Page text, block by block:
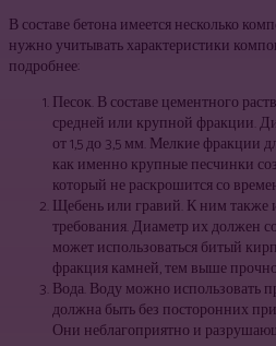
В составе бетона имеется несколько
нужно учитывать характеристики
подробнее:
Песок. В составе цементного
средней или крупной фракции.
от 1,5 до 3,5 мм. Мелкие фракции
как именно крупные песчинки
который не раскрошится со
Щебень или гравий. К ним также
требования. Диаметр их должен
может использоваться битый
фракция камней, тем выше
Вода. Воду можно использовать
должна быть без посторонних
Они неблагоприятно и